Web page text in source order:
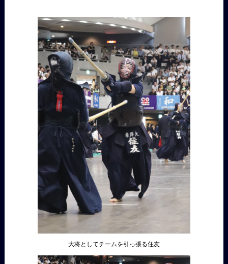
大将としてチームを引っ張る住友